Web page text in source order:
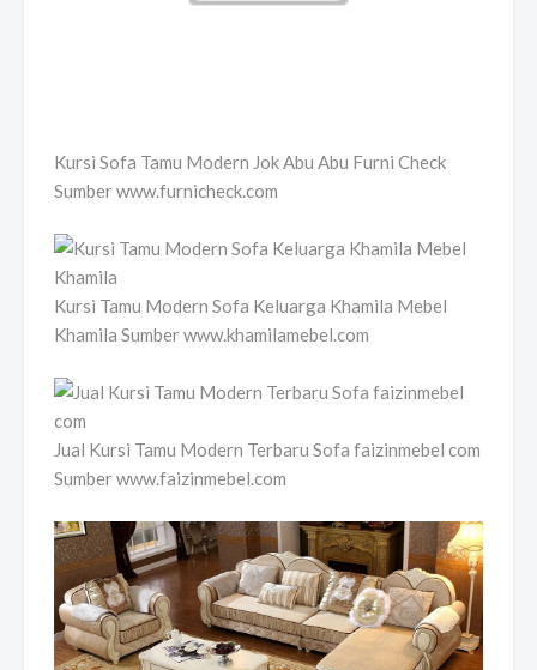
Kursi Sofa Tamu Modern Jok Abu Abu Furni Check
Sumber www.furnicheck.com
Kursi Tamu Modern Sofa Keluarga Khamila Mebel
Khamila Sumber www.khamilamebel.com
Jual Kursi Tamu Modern Terbaru Sofa faizinmebel com
Sumber www.faizinmebel.com